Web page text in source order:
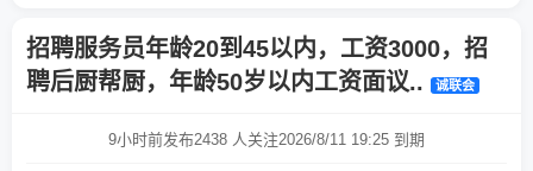
招聘服务员年龄20到45以内，工资3000，招
聘后厨帮厨，年龄50岁以内工资面议..
诚联会
9小时前发布2438 人关注2026/8/11 19:25 到期